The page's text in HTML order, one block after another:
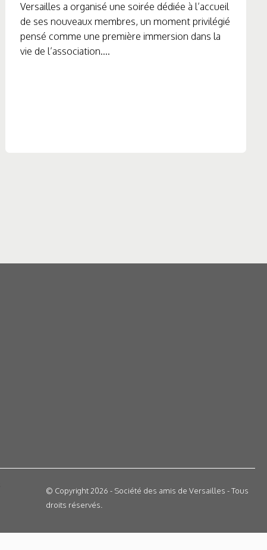
Versailles a organisé une soirée dédiée à l’accueil
de ses nouveaux membres, un moment privilégié
pensé comme une première immersion dans la
vie de l’association....
© Copyright 2026 - Société des amis de Versailles - Tous
droits réservés.